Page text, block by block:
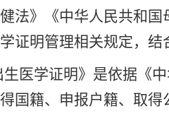
法》《中华人民共和
证明管理相关规定，
生医学证明》是依据《
国籍、申报户籍、取